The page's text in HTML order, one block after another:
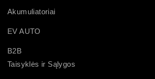
Akumuliatoriai
EV AUTO
B2B
Taisyklės ir Sąlygos